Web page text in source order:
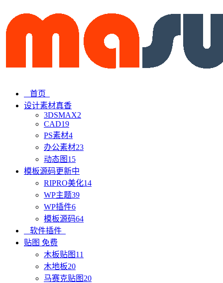
首页
设计素材真香
3DSMAX2
CAD19
PS素材4
办公素材23
动态图 15
模板源码更新中
RIPRO美化14
WP主题39
WP插件6
模板源码64
软件插件
贴图 免费
木板贴图 11
木地板20
马赛克贴图 20